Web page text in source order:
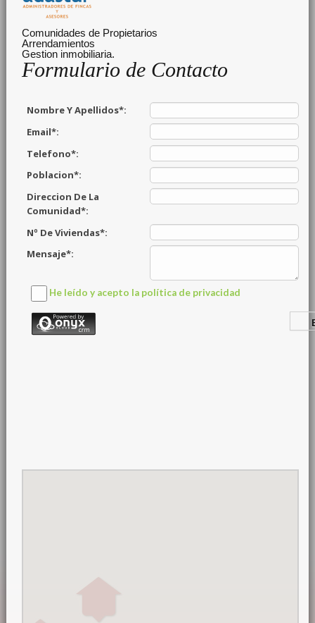
Comunidades de Propietarios
Arrendamientos
Gestion inmobiliaria.
Formulario de Contacto